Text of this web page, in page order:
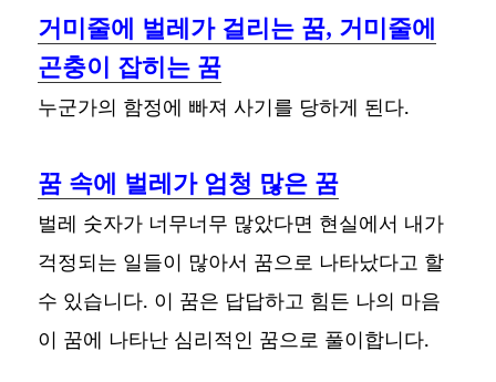
거미줄에 벌레가 걸리는 꿈, 거미줄에
곤충이 잡히는 꿈
누군가의 함정에 빠져 사기를 당하게 된다.
꿈 속에 벌레가 엄청 많은 꿈
벌레 숫자가 너무너무 많았다면 현실에서 내가
걱정되는 일들이 많아서 꿈으로 나타났다고 할
수 있습니다. 이 꿈은 답답하고 힘든 나의 마음
이 꿈에 나타난 심리적인 꿈으로 풀이합니다.